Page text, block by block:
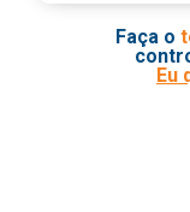
Faça o
Eu